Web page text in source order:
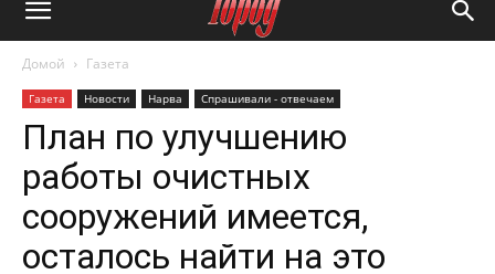
Домой Газета
Газета Новости Нарва Спрашивали - отвечаем
План по улучшению
работы очистных
сооружений имеется,
осталось найти на это